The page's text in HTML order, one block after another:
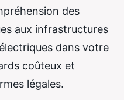
des
aux infrastructures
dans votre
coûteux et
légales.